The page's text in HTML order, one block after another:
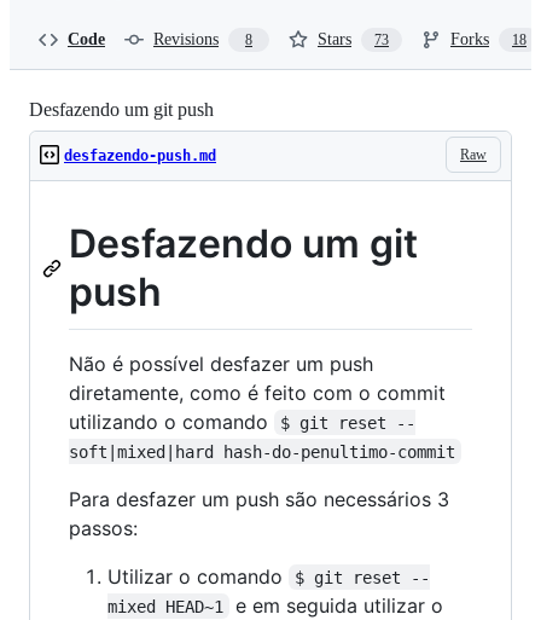
Code Revisions 8 Stars 73 Forks 18
Desfazendo um git push
Raw
desfazendo-push.md
Desfazendo um git
push
Não é possível desfazer um push
diretamente, como é feito com o commit
utilizando o comando
$ git reset --
soft|mixed|hard hash-do-penultimo-commit
Para desfazer um push são necessários 3
passos:
Utilizar o comando
$ git reset --
mixed HEAD~1
e em seguida utilizar o